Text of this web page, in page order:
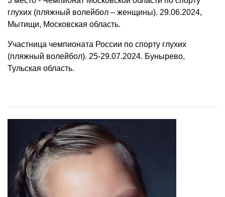
глухих (пляжный волейбол – женщины). 29.06.2024,
Мытищи, Московская область.
Участница чемпионата России по спорту глухих
(пляжный волейбол). 25-29.07.2024. Бунырево,
Тульская область.